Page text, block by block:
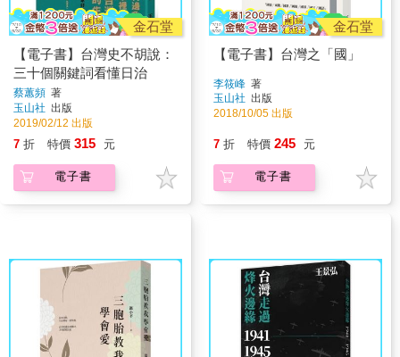
金石堂
【電子書】台灣史不胡說：
三十個關鍵詞看懂日治
蔡蕙頻 著
玉山社 出版
2019/02/12 出版
7 折 特價 315 元
電子書
金石堂
【電子書】台灣之「國」
李筱峰 著
玉山社 出版
2018/10/05 出版
7 折 特價 245 元
電子書